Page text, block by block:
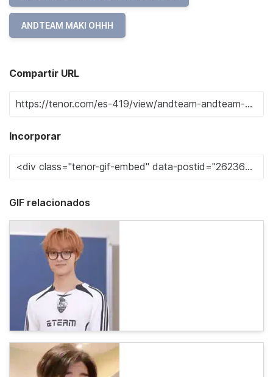
ANDTEAM MAKI OHHH
Compartir URL
Incorporar
GIF relacionados